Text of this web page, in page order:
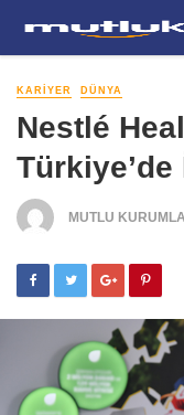
KARIYER DÜNYA
Nestlé
MUTLU